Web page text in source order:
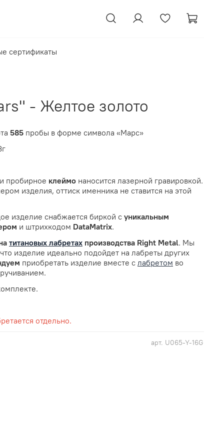
сертификаты
арт. U065-Y-16G
- Желтое золото
585 пробы в форме символа «Марс»
пробирное клеймо наносится лазерной гравировкой.
изделия, оттиск именника не ставится на этой
изделие снабжается биркой с уникальным
и штрихкодом DataMatrix.
титановых лабретах производства Right Metal. Мы
изделие идеально подойдет на лабреты других
приобретать изделие вместе с лабретом во
отдельно.